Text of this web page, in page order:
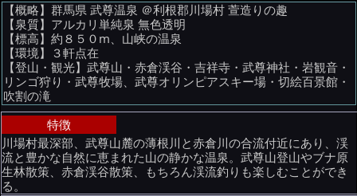
【概略】群馬県 武尊温泉 ＠利根郡川場村 萱造りの趣
【泉質】アルカリ単純泉 無色透明
【標高】約８５０m、山峡の温泉
【環境】３軒点在
【登山・観光】武尊山・赤倉渓谷・吉祥寺・武尊神社・岩観音・
リンゴ狩り・武尊牧場、武尊オリンピアスキー場・切絵百景館・
吹割の滝
特徴
川場村最深部、武尊山麓の薄根川と赤倉川の合流付近にあり、渓
流と豊かな自然に恵まれた山の静かな温泉。武尊山登山やブナ原
生林散策、赤倉渓谷散策、もちろん渓流釣りも楽しむことができ
る。